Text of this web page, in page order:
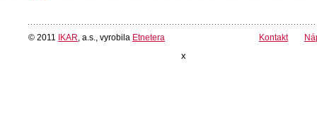
© 2011 IKAR , a.s., vyrobila Etnetera Kontakt
x